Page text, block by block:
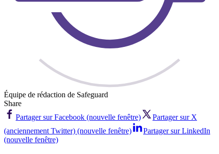
Équipe de rédaction de Safeguard
Share
Partager sur Facebook (nouvelle fenêtre)
Partager sur X
(anciennement Twitter) (nouvelle fenêtre)
Partager sur LinkedIn
(nouvelle fenêtre)